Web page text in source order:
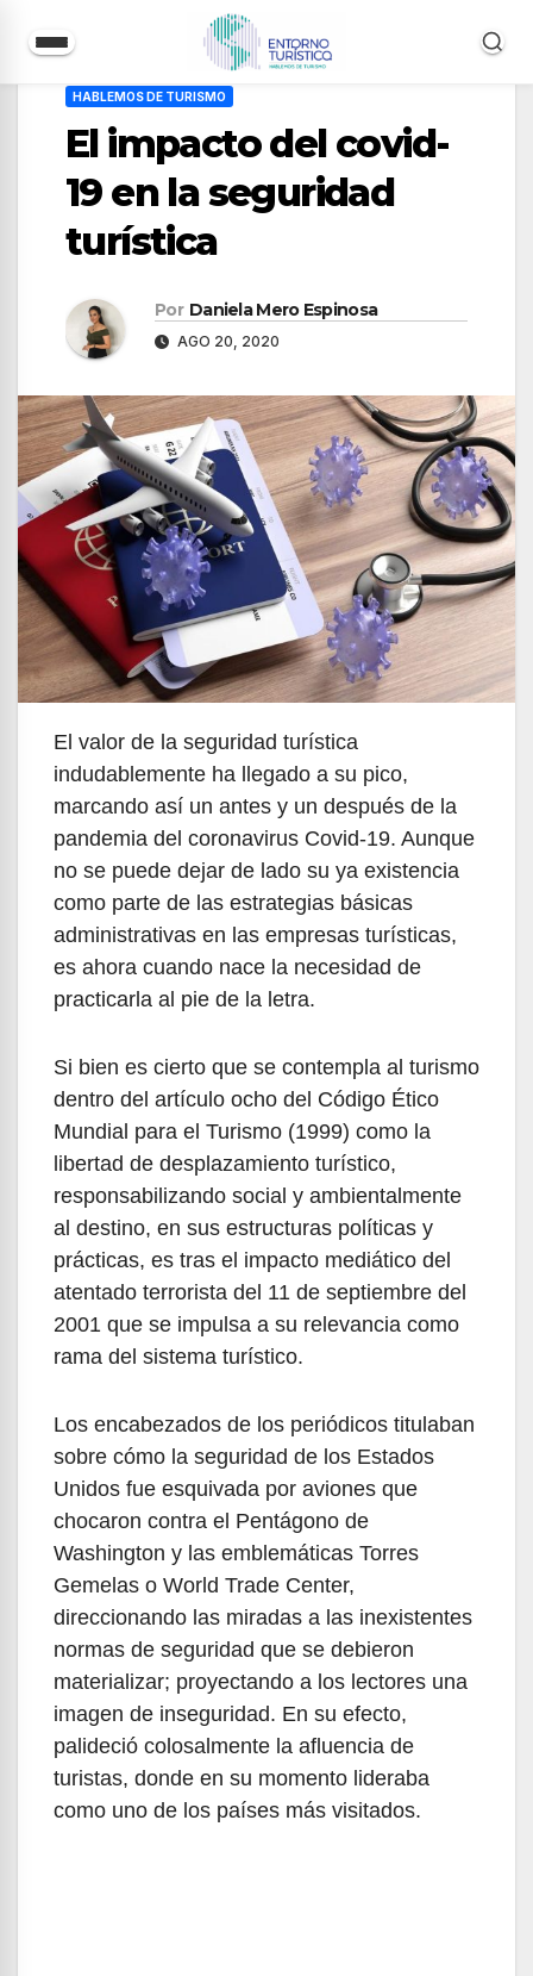
contenido
HABLEMOS DE TURISMO
El impacto del covid-
19 en la seguridad
turística
Por Daniela Mero Espinosa
AGO 20, 2020
El valor de la seguridad turística
indudablemente ha llegado a su pico,
marcando así un antes y un después de la
pandemia del coronavirus Covid-19. Aunque
no se puede dejar de lado su ya existencia
como parte de las estrategias básicas
administrativas en las empresas turísticas,
es ahora cuando nace la necesidad de
practicarla al pie de la letra.
Si bien es cierto que se contempla al turismo
dentro del artículo ocho del Código Ético
Mundial para el Turismo (1999) como la
libertad de desplazamiento turístico,
responsabilizando social y ambientalmente
al destino, en sus estructuras políticas y
prácticas, es tras el impacto mediático del
atentado terrorista del 11 de septiembre del
2001 que se impulsa a su relevancia como
rama del sistema turístico.
Los encabezados de los periódicos titulaban
sobre cómo la seguridad de los Estados
Unidos fue esquivada por aviones que
chocaron contra el Pentágono de
Washington y las emblemáticas Torres
Gemelas o World Trade Center,
direccionando las miradas a las inexistentes
normas de seguridad que se debieron
materializar; proyectando a los lectores una
imagen de inseguridad. En su efecto,
palideció colosalmente la afluencia de
turistas, donde en su momento lideraba
como uno de los países más visitados.